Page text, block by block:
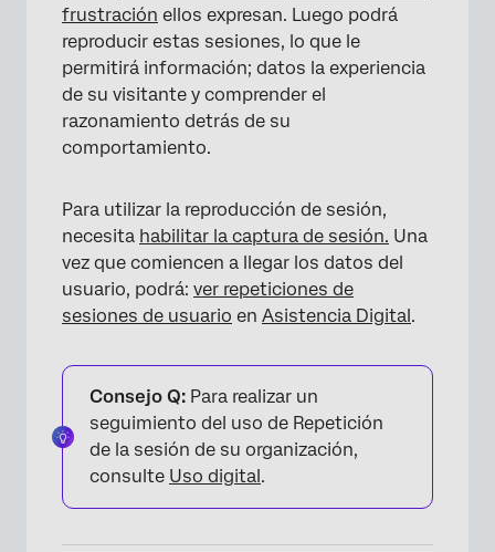
frustración ellos expresan. Luego podrá
reproducir estas sesiones, lo que le
permitirá información; datos la experiencia
de su visitante y comprender el
razonamiento detrás de su
comportamiento.
Para utilizar la reproducción de sesión,
necesita habilitar la captura de sesión. Una
vez que comiencen a llegar los datos del
usuario, podrá: ver repeticiones de
sesiones de usuario en Asistencia Digital.
Consejo Q: Para realizar un
seguimiento del uso de Repetición
de la sesión de su organización,
consulte Uso digital.